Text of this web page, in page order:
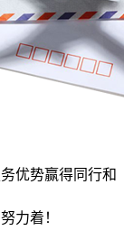
优势赢得同行和
力着！